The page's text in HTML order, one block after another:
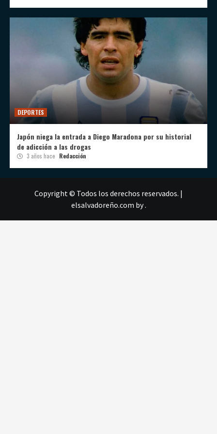
DEPORTES
Japón niega la entrada a Diego Maradona por su historial
de adicción a las drogas
3 años hace Redacción
Copyright © Todos los derechos reservados. |
elsalvadoreño.com by .